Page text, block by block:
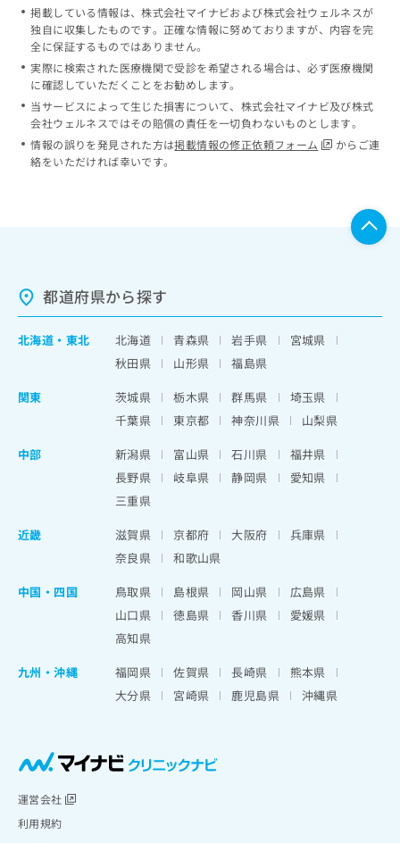
掲載している情報は、株式会社マイナビおよび株式会社ウェルネスが
独自に収集したものです。正確な情報に努めておりますが、内容を完
全に保証するものではありません。
実際に検索された医療機関で受診を希望される場合は、必ず医療機関
に確認していただくことをお勧めします。
当サービスによって生じた損害について、株式会社マイナビ及び株式
会社ウェルネスではその賠償の責任を一切負わないものとします。
情報の誤りを発見された方は掲載情報の修正依頼フォーム
からご連
絡をいただければ幸いです。
都道府県から探す
北海道 ・ 東北 北海道 青森県 岩手県
宮城県
秋田県
山形県
福島県
関東
茨城県 栃木県 群馬県
埼玉県
千葉県
東京都 神奈川県
山梨県
中部
新潟県 富山県 石川県
福井県
長野県
岐阜県 静岡県
愛知県
三重県
近畿
滋賀県 京都府 大阪府
兵庫県
奈良県
和歌山県
中国・四国
鳥取県 島根県 岡山県
広島県
山口県
徳島県 香川県
愛媛県
高知県
九州・沖縄
福岡県 佐賀県 長崎県
熊本県
大分県
宮崎県 鹿児島県 沖縄県
運営会社
利用規約